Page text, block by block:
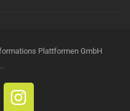
Plattformen GmbH